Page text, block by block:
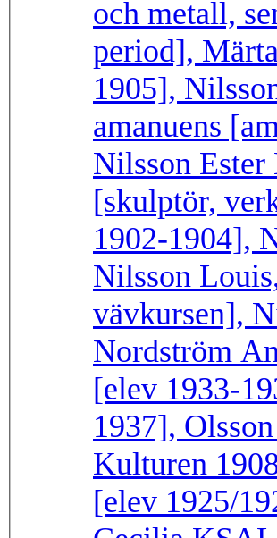
och metall,
period],
1905],
amanuens
Nilsson
[skulptör,
1902-1904],
Nilsson
vävkursen],
Nordström
[elev 1933-
1937],
Kulturen
[elev 1925/